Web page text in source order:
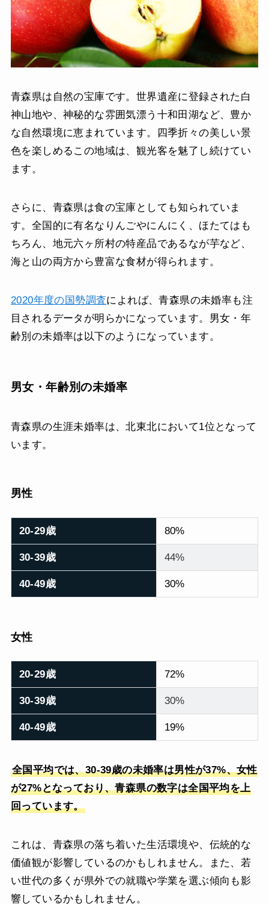
青森県は自然の宝庫です。世界遺産に登録された白
神山地や、神秘的な雰囲気漂う十和田湖など、豊か
な自然環境に恵まれています。四季折々の美しい景
色を楽しめるこの地域は、観光客を魅了し続けてい
ます。
さらに、青森県は食の宝庫としても知られていま
す。全国的に有名なりんごやにんにく、ほたてはも
ちろん、地元六ヶ所村の特産品であるなが芋など、
海と山の両方から豊富な食材が得られます。
2020年度の国勢調査によれば、青森県の未婚率も注
目されるデータが明らかになっています。男女・年
齢別の未婚率は以下のようになっています。
男女・年齢別の未婚率
青森県の生涯未婚率は、北東北において1位となって
います。
男性
20-29歳 80%
30-39歳 44%
40-49歳 30%
女性
20-29歳 72%
30-39歳 30%
40-49歳 19%
全国平均では、30-39歳の未婚率は男性が37%、女性
が27%となっており、青森県の数字は全国平均を上
回っています。
これは、青森県の落ち着いた生活環境や、伝統的な
価値観が影響しているのかもしれません。また、若
い世代の多くが県外での就職や学業を選ぶ傾向も影
響しているかもしれません。